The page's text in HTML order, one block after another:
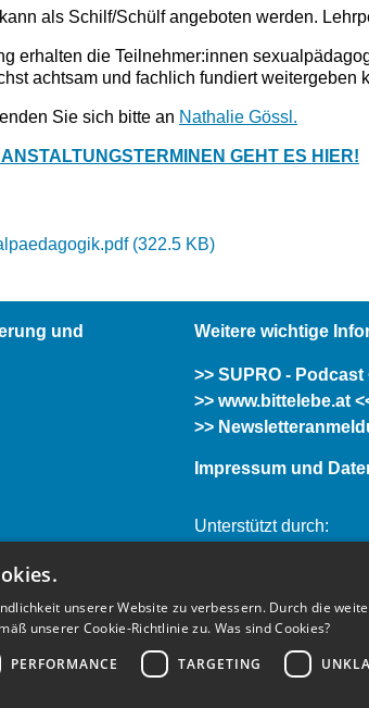
als Schilf/Schülf angeboten werden.
erhalten die Teilnehmer:innen
achtsam und fachlich fundiert weitergeben
Sie sich bitte an Nathalie Gössl.
GEHT ES HIER!
(322.5 KB)
und
12.00 Uhr
bis 16.00 Uhr
Weitere wichtige
>> SUPRO - Podcast
>> www.bittelebe.at
>>
Impressum und
Unterstützt durch:
unserer Website zu verbessern. Durch die
unserer Cookie-Richtlinie zu. Was sind Cookies?
PERFORMANCE TARGETING